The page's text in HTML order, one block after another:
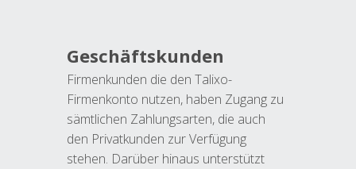
Geschäftskunden
Firmenkunden die den Talixo-
Firmenkonto nutzen, haben Zugang zu
sämtlichen Zahlungsarten, die auch
den Privatkunden zur Verfügung
stehen. Darüber hinaus unterstützt